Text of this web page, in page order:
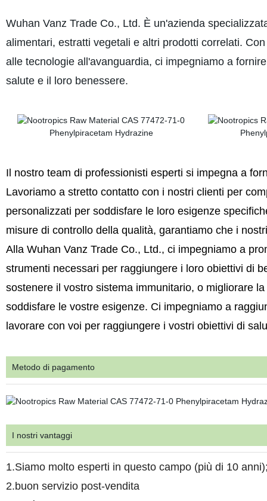
Wuhan Vanz Trade Co., Ltd. È un'azienda
alimentari, estratti vegetali e altri prodotti correlati.
alle tecnologie all'avanguardia, ci impegniamo a
salute e il loro benessere.
Il nostro team di professionisti esperti si impegna a
Lavoriamoa stretto contatto con i nostri clienti per
personalizzati per soddisfare le loro esigenze
misure di controllo della qualità, garantiamo che i
Alla Wuhan Vanz Trade Co., Ltd., ci impegniamo a
strumenti necessari per raggiungere i loro obiettivi di
sostenere il vostro sistema immunitario, o migliorare
soddisfare le vostre esigenze. Ci impegniamo a
lavorare con voi per raggiungere i vostri obiettivi di
Metodo di pagamento
I nostri vantaggi
1.Siamo molto esperti in questo campo (più di 10
2.buon servizio post-vendita